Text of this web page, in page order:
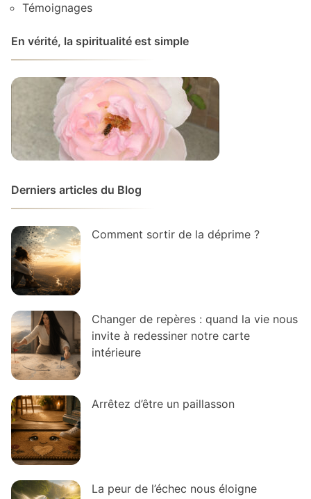
Témoignages
En vérité, la spiritualité est simple
Derniers articles du Blog
Comment sortir de la déprime ?
Changer de repères : quand la vie nous
invite à redessiner notre carte
intérieure
Arrêtez d’être un paillasson
La peur de l’échec nous éloigne